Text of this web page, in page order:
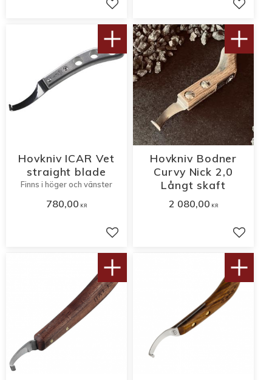
Lägg till i favoriter Lägg
Hovkniv ICAR Vet
straight blade
Finns i höger och vänster
780,00 KR
Lägg till i favoriter
Hovkniv Bodner
Curvy Nick 2,0
Långt skaft
2 080,00 KR
Lägg